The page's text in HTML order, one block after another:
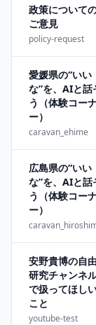
政策について
ご意見
policy-request
愛媛県の“いい
な”を、AIと話
う（体験コー
ー）
caravan_ehime
広島県の“いい
な”を、AIと話
う（体験コー
ー）
安野貴博の自
研究チャンネ
で扱ってほし
こと
youtube-test